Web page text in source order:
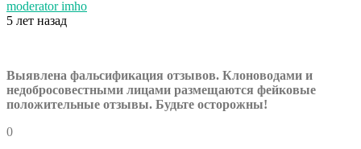
moderator imho
5 лет назад
Выявлена фальсификация отзывов. Клоноводами и
недобросовестными лицами размещаются фейковые
положительные отзывы. Будьте осторожны!
0